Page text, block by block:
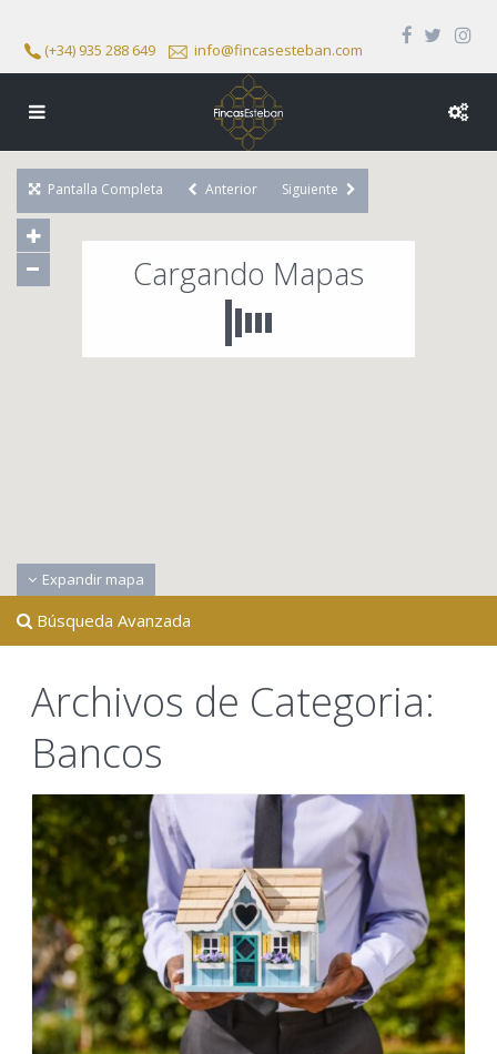
(+34) 935 288 649 info@fincasesteban.com
Cargando Mapas
Expandir mapa
Pantalla Completa Anterior Siguiente
Búsqueda Avanzada
Archivos de Categoria:
Bancos